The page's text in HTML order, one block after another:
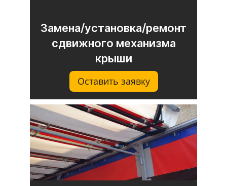
Замена/установка/ремонт
сдвижного механизма
крыши
Оставить заявку